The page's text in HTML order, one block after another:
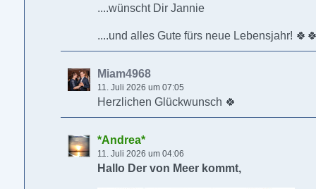
....wünscht Dir Jannie
....und alles Gute fürs neue Lebensjahr!
Miam4968
11. Juli 2026 um 07:05
Herzlichen Glückwunsch 🍀
*Andrea*
11. Juli 2026 um 04:06
Hallo Der von Meer kommt,